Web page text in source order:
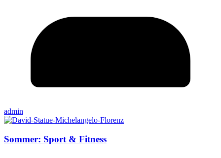
admin
Sommer: Sport & Fitness